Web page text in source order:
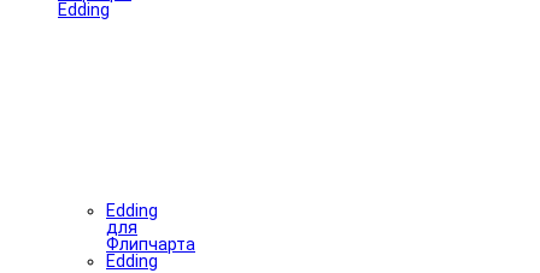
Edding
Edding
для
Флипчарта
Edding